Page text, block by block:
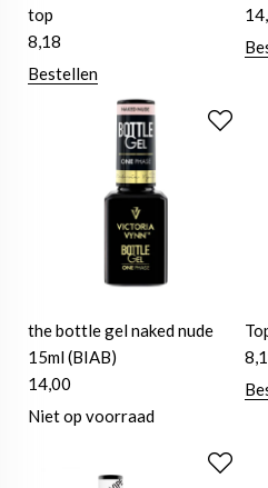
top
8,18
Bestellen
the bottle gel naked nude
15ml (BIAB)
14,00
Niet op voorraad